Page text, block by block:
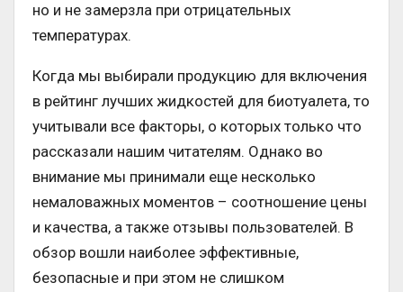
но и не замерзла при отрицательных
температурах.
Когда мы выбирали продукцию для включения
в рейтинг лучших жидкостей для биотуалета, то
учитывали все факторы, о которых только что
рассказали нашим читателям. Однако во
внимание мы принимали еще несколько
немаловажных моментов – соотношение цены
и качества, а также отзывы пользователей. В
обзор вошли наиболее эффективные,
безопасные и при этом не слишком